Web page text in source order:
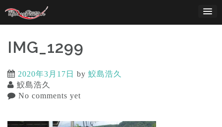
content
IMG_1299
2020年3月17日 by 鮫島浩久
鮫島浩久
No comments yet